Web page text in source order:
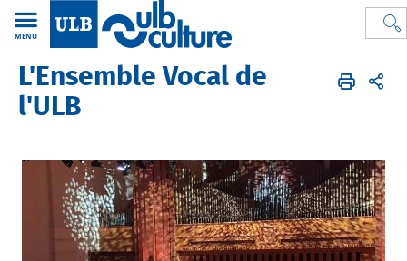
MENU
ULB Culture
L'Ensemble Vocal de
l'ULB